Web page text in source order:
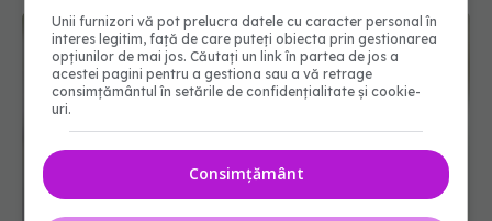
Unii furnizori vă pot prelucra datele cu caracter personal în
interes legitim, față de care puteți obiecta prin gestionarea
opțiunilor de mai jos. Căutați un link în partea de jos a
acestei pagini pentru a gestiona sau a vă retrage
consimțământul în setările de confidențialitate și cookie-
uri.
Consimțământ